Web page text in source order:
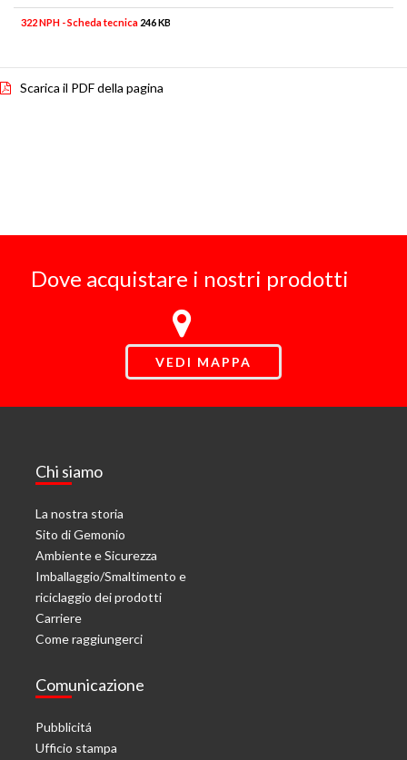
322 NPH - Scheda tecnica 246 KB
Scarica il PDF della pagina
Dove acquistare i nostri prodotti
VEDI MAPPA
Chi siamo
La nostra storia
Sito di Gemonio
Ambiente e Sicurezza
Imballaggio/Smaltimento e
riciclaggio dei prodotti
Carriere
Come raggiungerci
Comunicazione
Pubblicitá
Ufficio stampa